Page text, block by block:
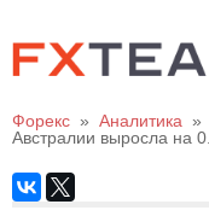
Форекс » Аналитика »
Австралии выросла на